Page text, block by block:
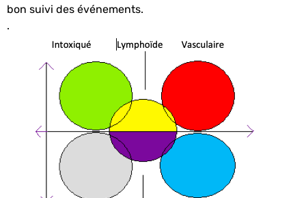
bon suivi des événements.
.